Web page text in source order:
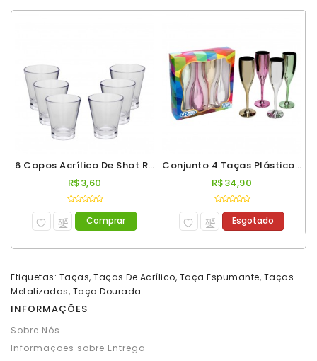
6 Copos Acrílico De Shot Roder 50ml Incolor
R$3,60
Comprar
Conjunto 4 Taças Plástico Espumante Roder 180ml Metalizado
R$34,90
Esgotado
Etiquetas: Taças, Taças De Acrílico, Taça Espumante, Taças
Metalizadas, Taça Dourada
INFORMAÇÕES
Sobre Nós
Informações sobre Entrega